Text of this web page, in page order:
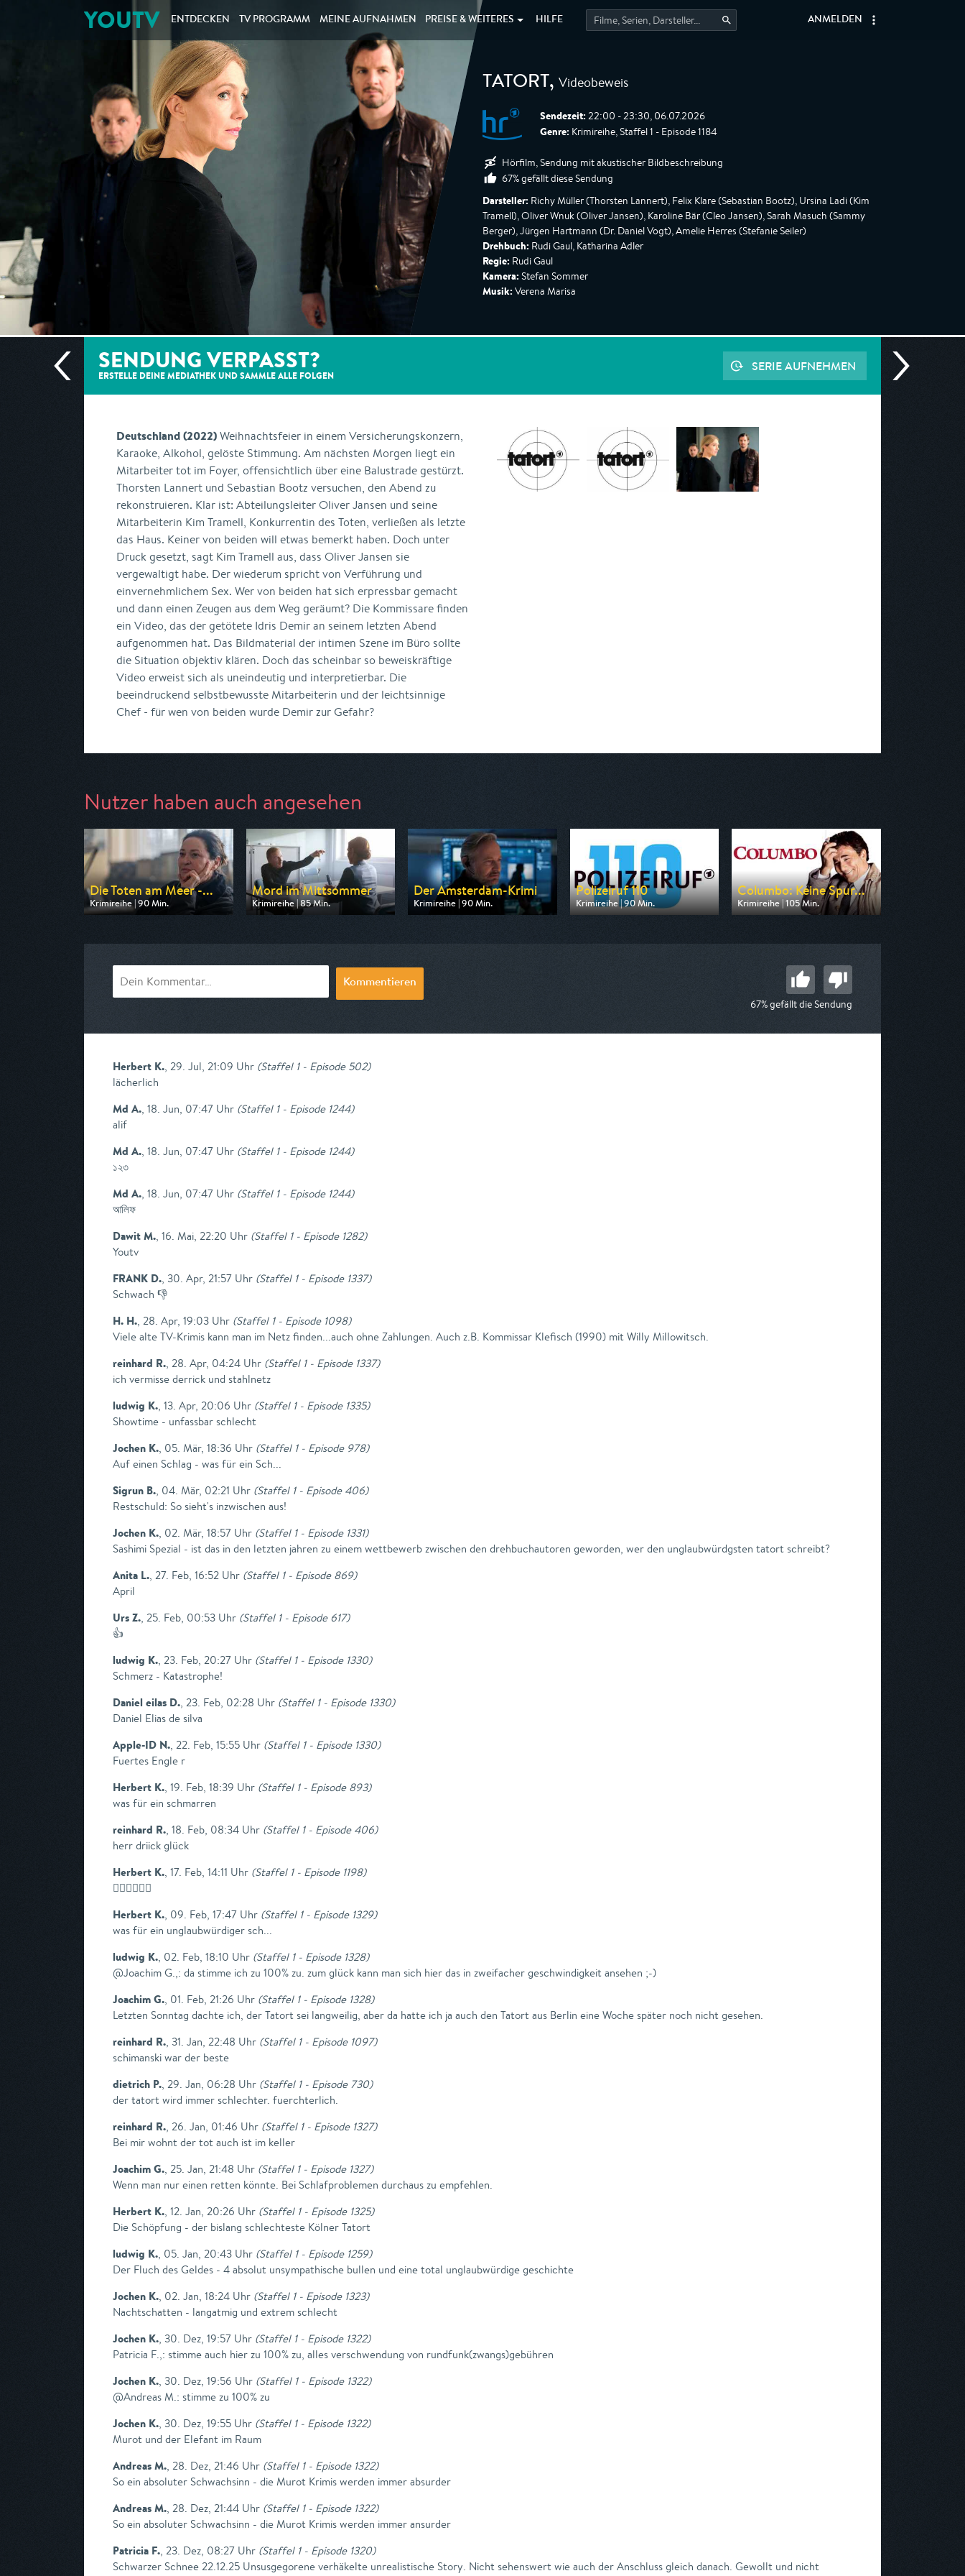
YOUTV ENTDECKEN TV PROGRAMM MEINE AUFNAHMEN PREISE & WEITERES HILFE ANMELDEN
TATORT, Videobeweis
Sendezeit: 22:00 - 23:30, 06.07.2026
Genre: Krimireihe, Staffel 1 - Episode 1184
Hörfilm, Sendung mit akustischer Bildbeschreibung
67% gefällt diese Sendung
Darsteller: Richy Müller (Thorsten Lannert), Felix Klare (Sebastian Bootz), Ursina Ladi (Kim
Tramell), Oliver Wnuk (Oliver Jansen), Karoline Bär (Cleo Jansen), Sarah Masuch (Sammy
Berger), Jürgen Hartmann (Dr. Daniel Vogt), Amelie Herres (Stefanie Seiler)
Drehbuch: Rudi Gaul, Katharina Adler
Regie: Rudi Gaul
Kamera: Stefan Sommer
Musik: Verena Marisa
SENDUNG VERPASST?
ERSTELLE DEINE MEDIATHEK UND SAMMLE ALLE FOLGEN
SERIE AUFNEHMEN
Deutschland (2022)Weihnachtsfeier in einem Versicherungskonzern,
Karaoke, Alkohol, gelöste Stimmung. Am nächsten Morgen liegt ein
Mitarbeiter tot im Foyer, offensichtlich über eine Balustrade gestürzt.
Thorsten Lannert und Sebastian Bootz versuchen, den Abend zu
rekonstruieren. Klar ist: Abteilungsleiter Oliver Jansen und seine
Mitarbeiterin Kim Tramell, Konkurrentin des Toten, verließen als letzte
das Haus. Keiner von beiden will etwas bemerkt haben. Doch unter
Druck gesetzt, sagt Kim Tramell aus, dass Oliver Jansen sie
vergewaltigt habe. Der wiederum spricht von Verführung und
einvernehmlichem Sex. Wer von beiden hat sich erpressbar gemacht
und dann einen Zeugen aus dem Weg geräumt? Die Kommissare finden
ein Video, das der getötete Idris Demir an seinem letzten Abend
aufgenommen hat. Das Bildmaterial der intimen Szene im Büro sollte
die Situation objektiv klären. Doch das scheinbar so beweiskräftige
Video erweist sich als uneindeutig und interpretierbar. Die
beeindruckend selbstbewusste Mitarbeiterin und der leichtsinnige
Chef - für wen von beiden wurde Demir zur Gefahr?
Nutzer haben auch angesehen
Die Toten am Meer -...
Krimireihe | 90 Min.
Ausgestrahlt von ARD
Mord im Mittsommer
Krimireihe | 85 Min.
Ausgestrahlt von arte
Der Amsterdam-Krimi
Krimireihe | 90 Min.
Ausgestrahlt von ARD
Polizeiruf 110
Krimireihe | 90 Min.
Ausgestrahlt von MDR
Columbo: Keine Spur...
Krimireihe | 105 Min.
Ausgestrahlt von RTLup
Kommentieren
67% gefällt die Sendung
Herbert K., 29. Jul, 21:09 Uhr (Staffel 1 - Episode 502)
lächerlich
Md A., 18. Jun, 07:47 Uhr (Staffel 1 - Episode 1244)
alif
Md A., 18. Jun, 07:47 Uhr (Staffel 1 - Episode 1244)
১২৩
Md A., 18. Jun, 07:47 Uhr (Staffel 1 - Episode 1244)
আলিফ
Dawit M., 16. Mai, 22:20 Uhr (Staffel 1 - Episode 1282)
Youtv
FRANK D., 30. Apr, 21:57 Uhr (Staffel 1 - Episode 1337)
Schwach 👎
H. H., 28. Apr, 19:03 Uhr (Staffel 1 - Episode 1098)
Viele alte TV-Krimis kann man im Netz finden...auch ohne Zahlungen. Auch z.B. Kommissar Klefisch (1990) mit Willy Millowitsch.
reinhard R., 28. Apr, 04:24 Uhr (Staffel 1 - Episode 1337)
ich vermisse derrick und stahlnetz
ludwig K., 13. Apr, 20:06 Uhr (Staffel 1 - Episode 1335)
Showtime - unfassbar schlecht
Jochen K., 05. Mär, 18:36 Uhr (Staffel 1 - Episode 978)
Auf einen Schlag - was für ein Sch...
Sigrun B., 04. Mär, 02:21 Uhr (Staffel 1 - Episode 406)
Restschuld: So sieht's inzwischen aus!
Jochen K., 02. Mär, 18:57 Uhr (Staffel 1 - Episode 1331)
Sashimi Spezial - ist das in den letzten jahren zu einem wettbewerb zwischen den drehbuchautoren geworden, wer den unglaubwürdgsten tatort schreibt?
Anita L., 27. Feb, 16:52 Uhr (Staffel 1 - Episode 869)
April
Urs Z., 25. Feb, 00:53 Uhr (Staffel 1 - Episode 617)
👍
ludwig K., 23. Feb, 20:27 Uhr (Staffel 1 - Episode 1330)
Schmerz - Katastrophe!
Daniel eilas D., 23. Feb, 02:28 Uhr (Staffel 1 - Episode 1330)
Daniel Elias de silva
Apple-ID N., 22. Feb, 15:55 Uhr (Staffel 1 - Episode 1330)
Fuertes Engle r
Herbert K., 19. Feb, 18:39 Uhr (Staffel 1 - Episode 893)
was für ein schmarren
reinhard R., 18. Feb, 08:34 Uhr (Staffel 1 - Episode 406)
herr driick glück
Herbert K., 17. Feb, 14:11 Uhr (Staffel 1 - Episode 1198)
👎🏼👎🏼👎🏼
Herbert K., 09. Feb, 17:47 Uhr (Staffel 1 - Episode 1329)
was für ein unglaubwürdiger sch...
ludwig K., 02. Feb, 18:10 Uhr (Staffel 1 - Episode 1328)
@Joachim G.,: da stimme ich zu 100% zu. zum glück kann man sich hier das in zweifacher geschwindigkeit ansehen ;-)
Joachim G., 01. Feb, 21:26 Uhr (Staffel 1 - Episode 1328)
Letzten Sonntag dachte ich, der Tatort sei langweilig, aber da hatte ich ja auch den Tatort aus Berlin eine Woche später noch nicht gesehen.
reinhard R., 31. Jan, 22:48 Uhr (Staffel 1 - Episode 1097)
schimanski war der beste
dietrich P., 29. Jan, 06:28 Uhr (Staffel 1 - Episode 730)
der tatort wird immer schlechter. fuerchterlich.
reinhard R., 26. Jan, 01:46 Uhr (Staffel 1 - Episode 1327)
Bei mir wohnt der tot auch ist im keller
Joachim G., 25. Jan, 21:48 Uhr (Staffel 1 - Episode 1327)
Wenn man nur einen retten könnte. Bei Schlafproblemen durchaus zu empfehlen.
Herbert K., 12. Jan, 20:26 Uhr (Staffel 1 - Episode 1325)
Die Schöpfung - der bislang schlechteste Kölner Tatort
ludwig K., 05. Jan, 20:43 Uhr (Staffel 1 - Episode 1259)
Der Fluch des Geldes - 4 absolut unsympathische bullen und eine total unglaubwürdige geschichte
Jochen K., 02. Jan, 18:24 Uhr (Staffel 1 - Episode 1323)
Nachtschatten - langatmig und extrem schlecht
Jochen K., 30. Dez, 19:57 Uhr (Staffel 1 - Episode 1322)
Patricia F.,: stimme auch hier zu 100% zu, alles verschwendung von rundfunk(zwangs)gebühren
Jochen K., 30. Dez, 19:56 Uhr (Staffel 1 - Episode 1322)
@Andreas M.: stimme zu 100% zu
Jochen K., 30. Dez, 19:55 Uhr (Staffel 1 - Episode 1322)
Murot und der Elefant im Raum
Andreas M., 28. Dez, 21:46 Uhr (Staffel 1 - Episode 1322)
So ein absoluter Schwachsinn - die Murot Krimis werden immer absurder
Andreas M., 28. Dez, 21:44 Uhr (Staffel 1 - Episode 1322)
So ein absoluter Schwachsinn - die Murot Krimis werden immer ansurder
Patricia F., 23. Dez, 08:27 Uhr (Staffel 1 - Episode 1320)
Schwarzer Schnee 22.12.25 Unsusgegorene verhäkelte unrealistische Story. Nicht sehenswert wie auch der Anschluss gleich danach. Gewollt und nicht